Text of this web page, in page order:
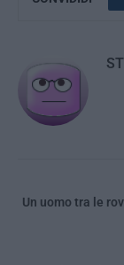
Un uomo tra le